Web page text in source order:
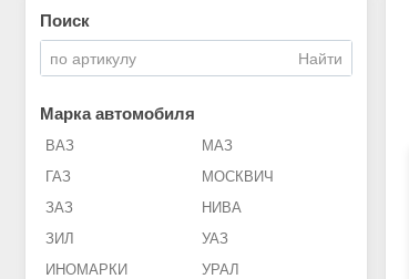
Поиск
Марка автомобиля
ВАЗ
ГАЗ
ЗАЗ
ЗИЛ
ИНОМАРКИ
МАЗ
МОСКВИЧ
НИВА
УАЗ
УРАЛ